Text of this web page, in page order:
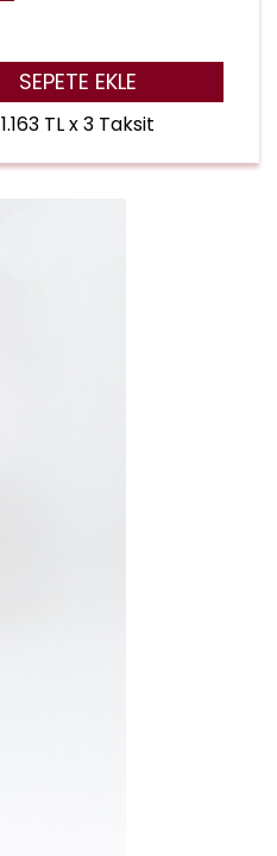
SEPETE EKLE
1.163 TL x 3 Taksit